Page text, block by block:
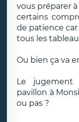
vous préparer
certains
de patience
tous les
Ou bien ça va
Le jugement
pavillon à
ou pas ?